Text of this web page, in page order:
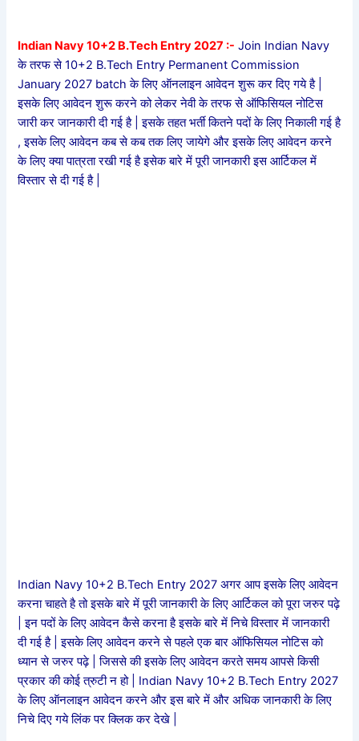
Indian Navy 10+2 B.Tech Entry 2027 :- Join Indian Navy
के तरफ से 10+2 B.Tech Entry Permanent Commission
January 2027 batch के लिए ऑनलाइन आवेदन शुरू कर दिए गये है |
इसके लिए आवेदन शुरू करने को लेकर नेवी के तरफ से ऑफिसियल नोटिस
जारी कर जानकारी दी गई है | इसके तहत भर्ती कितने पदों के लिए निकाली गई है
, इसके लिए आवेदन कब से कब तक लिए जायेगे और इसके लिए आवेदन करने
के लिए क्या पात्रता रखी गई है इसेक बारे में पूरी जानकारी इस आर्टिकल में
विस्तार से दी गई है |
Indian Navy 10+2 B.Tech Entry 2027 अगर आप इसके लिए आवेदन
करना चाहते है तो इसके बारे में पूरी जानकारी के लिए आर्टिकल को पूरा जरुर पढ़े
| इन पदों के लिए आवेदन कैसे करना है इसके बारे में निचे विस्तार में जानकारी
दी गई है | इसके लिए आवेदन करने से पहले एक बार ऑफिसियल नोटिस को
ध्यान से जरुर पढ़े | जिससे की इसके लिए आवेदन करते समय आपसे किसी
प्रकार की कोई त्रुटी न हो | Indian Navy 10+2 B.Tech Entry 2027
के लिए ऑनलाइन आवेदन करने और इस बारे में और अधिक जानकारी के लिए
निचे दिए गये लिंक पर क्लिक कर देखे |